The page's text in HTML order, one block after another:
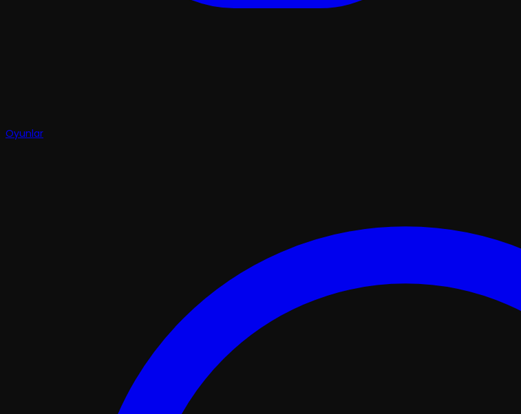
Oyunlar